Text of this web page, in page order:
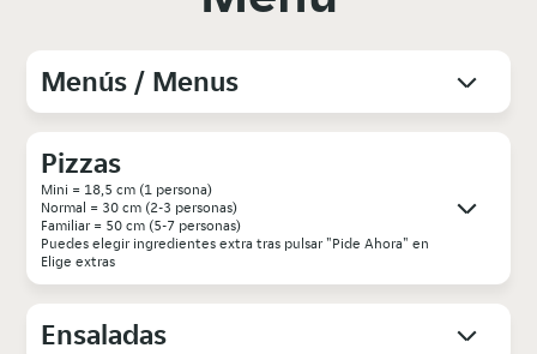
Menús / Menus
Pizzas
Mini = 18,5 cm (1 persona)
Normal = 30 cm (2-3 personas)
Familiar = 50 cm (5-7 personas)
Puedes elegir ingredientes extra tras pulsar "Pide Ahora" en
Elige extras
Ensaladas